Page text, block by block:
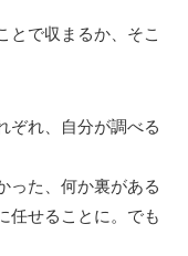
とで収まるか、そこ
ぞれ、自分が調べる
った、何か裏がある
任せることに。でも